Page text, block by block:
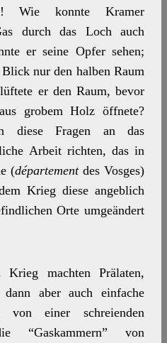
Wie konnte Kramer
durch das Loch auch
er seine Opfer sehen;
nur den halben Raum
er den Raum, bevor
grobem Holz öffnete?
diese Fragen an das
Arbeit richten, das in
(départementdes Vosges)
Krieg diese angeblich
Orte umgeändert
machten Prälaten,
dann aber auch einfache
von einer schreienden
“Gaskammern” von